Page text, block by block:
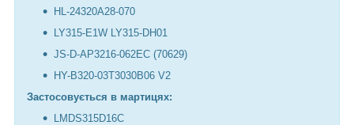
HL-24320A28-070
LY315-E1W LY315-DH01
JS-D-AP3216-062EC (70629)
HY-B320-03T3030B06 V2
Застосовується в мартицях:
LMDS315D16C